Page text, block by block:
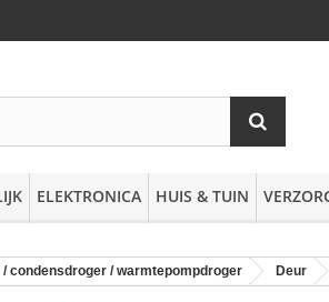
ELEKTRONICA HUIS & TUIN
condensdroger / warmtepompdroger Deur